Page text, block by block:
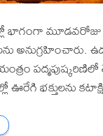
భాగంగా
భక్తులను